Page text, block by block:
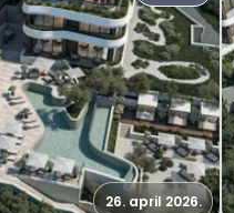
26. april 2026.